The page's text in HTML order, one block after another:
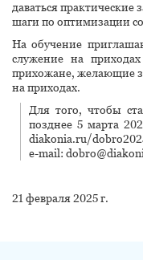
даваться
шаги по оптимизации
На обучение
служение на
прихожане, желающие
на приходах.
Для того, чтобы
позднее 5 марта
diakonia.ru/
e-mail:
21 февраля 2025 г.